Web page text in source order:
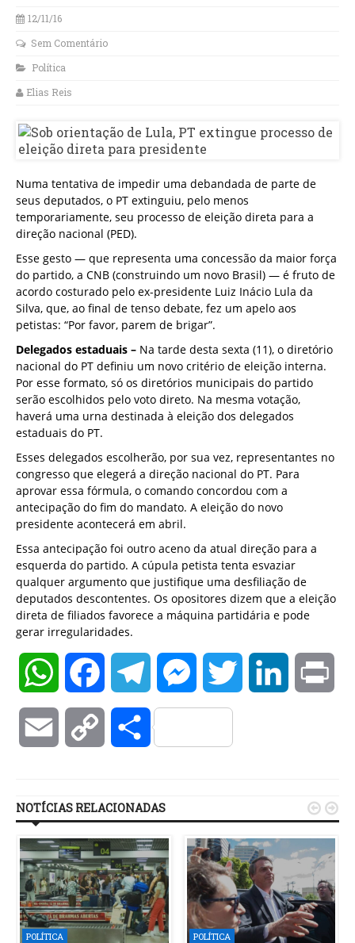
12/11/16
Sem Comentário
Política
Elias Reis
Numa tentativa de impedir uma debandada de parte de
seus deputados, o PT extinguiu, pelo menos
temporariamente, seu processo de eleição direta para a
direção nacional (PED).
Esse gesto — que representa uma concessão da maior força
do partido, a CNB (construindo um novo Brasil) — é fruto de
acordo costurado pelo ex-presidente Luiz Inácio Lula da
Silva, que, ao final de tenso debate, fez um apelo aos
petistas: “Por favor, parem de brigar”.
Delegados estaduais – Na tarde desta sexta (11), o diretório
nacional do PT definiu um novo critério de eleição interna.
Por esse formato, só os diretórios municipais do partido
serão escolhidos pelo voto direto. Na mesma votação,
haverá uma urna destinada à eleição dos delegados
estaduais do PT.
Esses delegados escolherão, por sua vez, representantes no
congresso que elegerá a direção nacional do PT. Para
aprovar essa fórmula, o comando concordou com a
antecipação do fim do mandato. A eleição do novo
presidente acontecerá em abril.
Essa antecipação foi outro aceno da atual direção para a
esquerda do partido. A cúpula petista tenta esvaziar
qualquer argumento que justifique uma desfiliação de
deputados descontentes. Os opositores dizem que a eleição
direta de filiados favorece a máquina partidária e pode
gerar irregularidades.
WhatsAppFacebookTelegramMessengerTwitter LinkedIn
Email Copy Compartilhar
NOTÍCIAS RELACIONADAS
POLÍTICA POLÍTICA
 